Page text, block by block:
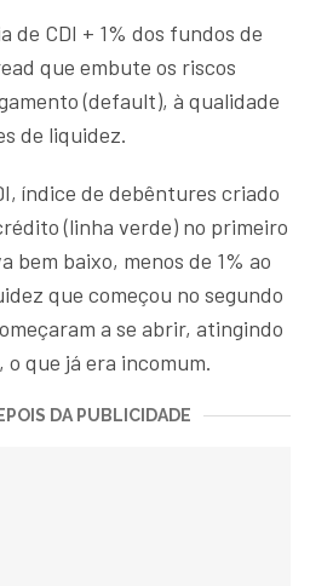
de CDI + 1% dos fundos de
que embute os riscos
(default), à qualidade
de liquidez.
índice de debêntures criado
(linha verde) no primeiro
bem baixo, menos de 1% ao
que começou no segundo
a se abrir, atingindo
o que já era incomum.
DA PUBLICIDADE